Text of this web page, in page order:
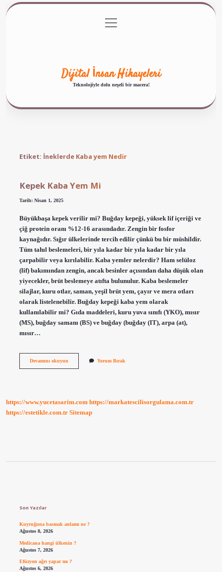
Gizlilik Politikası
menüyü
aç
Dijital İnsan Hikayeleri
Teknolojiyle dolu neşeli bir macera!
Etiket: İneklerde Kaba yem Nedir
Kepek Kaba Yem Mi
Tarih: Nisan 1, 2025
Büyükbaşa kepek verilir mi? Buğday kepeği, yüksek lif içeriği ve
çiğ protein oranı %12-16 arasındadır. Zengin bir fosfor
kaynağıdır. Sığır ülkelerinde tercih edilir çünkü bu bir müshildir.
Tüm tahıl beslemeleri, bir yıla kadar bir yıla kadar bir yıla
çarpabilir veya kırılabilir. Kaba yemler nelerdir? Ham selüloz
(lif) bakımından zengin, ancak besinler açısından daha düşük olan
yiyecekler, brüt beslemeye atıfta bulunulur. Kaba beslemeler
silajlar, kuru otlar, saman, yeşil brüt yem, çayır ve mera otları
olarak listelenebilir. Buğday kepeği kaba yem olarak
kullanılabilir mi? Gıda maddeleri, kuru yuva sınıfı (YKO), mısır
(MS), buğday samanı (BS) ve buğday (buğday (IT), arpa (at),
mısır…
Devamını okuyunKepek
Yorum Bırak
https://www.yucetasarim.com https://markatescilisorgulama.com.tr
https://estetikle.com.tr Sitemap
Son Yazılar
Kuyruğuna basmak anlamı ne ?
Ağustos 8, 2026
Medicana hangi ülkenin ?
Ağustos 7, 2026
Efüzyon ağrı yapar mı ?
Ağustos 6, 2026